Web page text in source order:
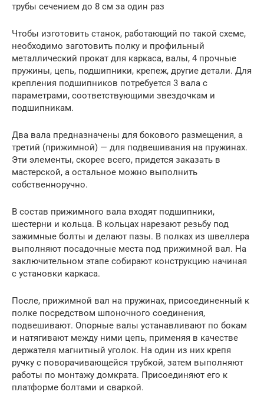
трубы сечением до 8 см за один раз
Чтобы изготовить станок, работающий по такой схеме,
необходимо заготовить полку и профильный
металлический прокат для каркаса, валы, 4 прочные
пружины, цепь, подшипники, крепеж, другие детали. Для
крепления подшипников потребуется 3 вала с
параметрами, соответствующими звездочкам и
подшипникам.
Два вала предназначены для бокового размещения, а
третий (прижимной) — для подвешивания на пружинах.
Эти элементы, скорее всего, придется заказать в
мастерской, а остальное можно выполнить
собственноручно.
В состав прижимного вала входят подшипники,
шестерни и кольца. В кольцах нарезают резьбу под
зажимные болты и делают пазы. В полках из швеллера
выполняют посадочные места под прижимной вал. На
заключительном этапе собирают конструкцию начиная
с установки каркаса.
После, прижимной вал на пружинах, присоединенный к
полке посредством шпоночного соединения,
подвешивают. Опорные валы устанавливают по бокам
и натягивают между ними цепь, применяя в качестве
держателя магнитный уголок. На один из них крепя
ручку с поворачивающейся трубкой, затем выполняют
работы по монтажу домкрата. Присоединяют его к
платформе болтами и сваркой.